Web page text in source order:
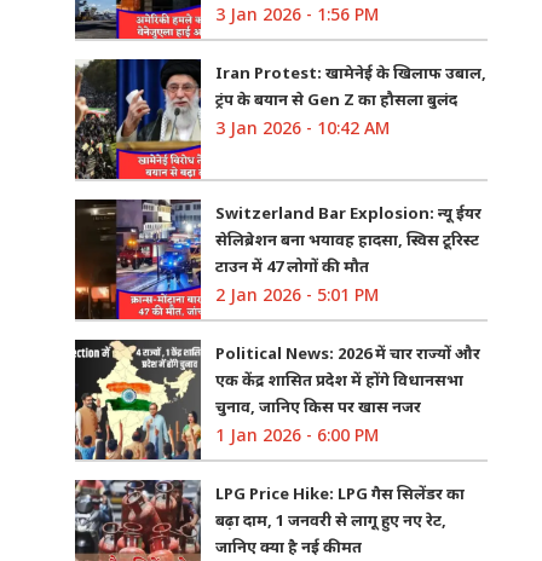
3 Jan 2026 - 1:56 PM
Iran Protest: खामेनेई के खिलाफ उबाल,
ट्रंप के बयान से Gen Z का हौसला बुलंद
3 Jan 2026 - 10:42 AM
Switzerland Bar Explosion: न्यू ईयर
सेलिब्रेशन बना भयावह हादसा, स्विस टूरिस्ट
टाउन में 47 लोगों की मौत
2 Jan 2026 - 5:01 PM
Political News: 2026 में चार राज्यों और
एक केंद्र शासित प्रदेश में होंगे विधानसभा
चुनाव, जानिए किस पर खास नजर
1 Jan 2026 - 6:00 PM
LPG Price Hike: LPG गैस सिलेंडर का
बढ़ा दाम, 1 जनवरी से लागू हुए नए रेट,
जानिए क्या है नई कीमत